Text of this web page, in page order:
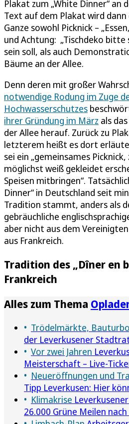
Plakat zum „White Dinner“ an
Text auf dem Plakat wird dann
Ganze sowohl Picknick –
und Achtung: „Tischdeko bitte
sein soll, als auch
Bäume an der Allee.
Denn deren mit großer
notwendige Rodung im Zuge
Hochwasserschutzes
ihrer Gründung im März als
der Allee herauf. Zurück zu
letzterem heißt es dort
sei ein „gemeinsames
möglichst weiß gekleidet
Speisen mitbringen“.
Dinner“ in Deutschland seit
Tradition stammt, anders als
gebräuchliche
aber nicht aus dem
aus Frankreich.
Tradition des „Dîner en
Frankreich
Alles zum Thema
Trödelmärkte,
der Leverkusener
Vor zwei Jahren
Meisterschaft – Live-
Neueröffnungen und
Tipp Leverkusen: Hier
Klimakrise
26.000 Grüne Meilen